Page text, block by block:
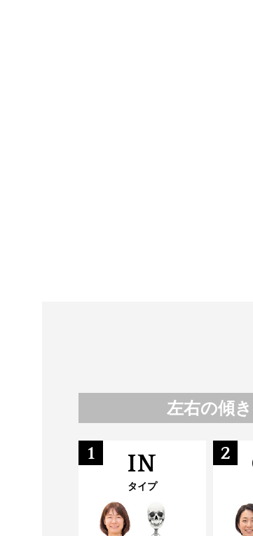
左右の傾き
1 IN
タイプ
2